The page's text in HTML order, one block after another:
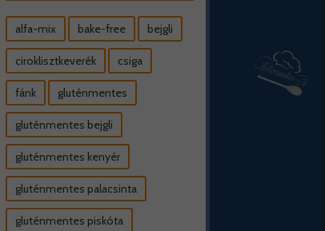
alfa-mix bake-free bejgli
ciroklisztkeverék csiga
fánk gluténmentes
gluténmentes bejgli
gluténmentes kenyér
gluténmentes palacsinta
gluténmentes piskóta